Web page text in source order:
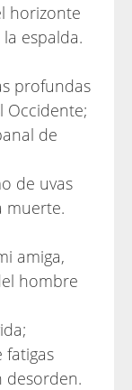
horizonte
espalda.
profundas
Occidente;
de
de uvas
muerte.
amiga,
hombre
fatigas
desorden.